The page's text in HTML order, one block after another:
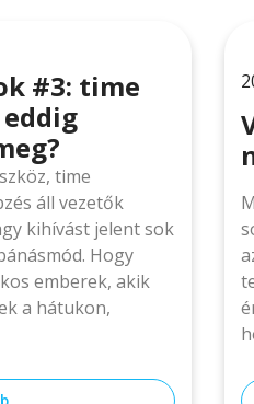
#3: time
time
áll vezetők
kihívást jelent sok
Hogy
emberek, akik
a hátukon,